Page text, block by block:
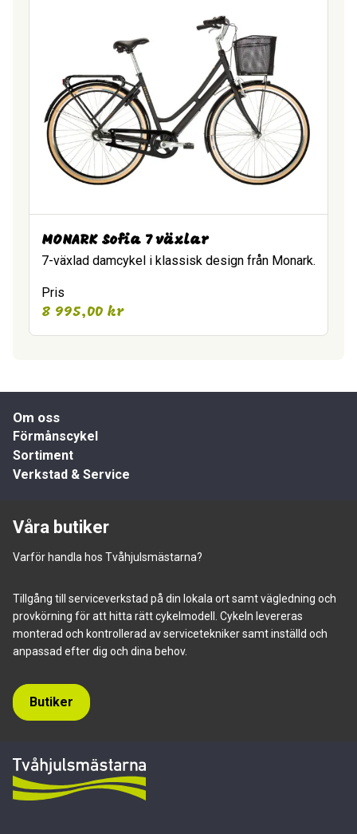
MONARK Sofia 7 växlar
7-växlad damcykel i klassisk design från Monark.
Pris
8 995,00 kr
Om oss
Förmånscykel
Sortiment
Verkstad & Service
Våra butiker
Varför handla hos Tvåhjulsmästarna?
Tillgång till serviceverkstad på din lokala ort samt vägledning och
provkörning för att hitta rätt cykelmodell. Cykeln levereras
monterad och kontrollerad av servicetekniker samt inställd och
anpassad efter dig och dina behov.
Butiker